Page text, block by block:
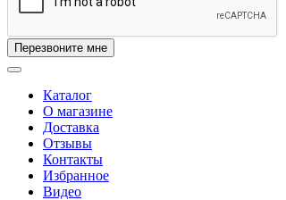
Перезвоните мне
Каталог
О магазине
Доставка
Отзывы
Контакты
Избранное
Видео